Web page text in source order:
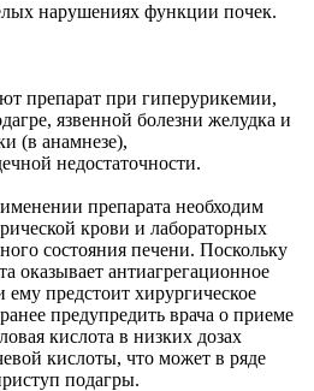
нарушениях функции почек.
препарат при гиперурикемии,
язвенной болезни желудка и
(в анамнезе),
недостаточности.
препарата необходим
крови и лабораторных
состояния печени. Поскольку
оказывает антиагрегационное
ему предстоит хирургическое
предупредить врача о приеме
кислота в низких дозах
кислоты, что может в ряде
подагры.